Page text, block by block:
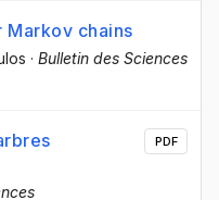
Markov chains
· Bulletin des Sciences
PDF